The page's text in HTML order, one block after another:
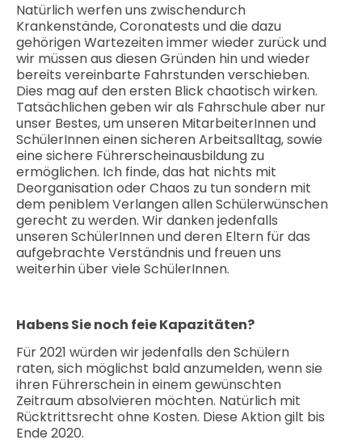
Natürlich werfen uns zwischendurch
Krankenstände, Coronatests und die dazu
gehörigen Wartezeiten immer wieder zurück und
wir müssen aus diesen Gründen hin und wieder
bereits vereinbarte Fahrstunden verschieben.
Dies mag auf den ersten Blick chaotisch wirken.
Tatsächlichen geben wir als Fahrschule aber nur
unser Bestes, um unseren MitarbeiterInnen und
SchülerInnen einen sicheren Arbeitsalltag, sowie
eine sichere Führerscheinausbildung zu
ermöglichen. Ich finde, das hat nichts mit
Deorganisation oder Chaos zu tun sondern mit
dem peniblem Verlangen allen Schülerwünschen
gerecht zu werden. Wir danken jedenfalls
unseren SchülerInnen und deren Eltern für das
aufgebrachte Verständnis und freuen uns
weiterhin über viele SchülerInnen.
Habens Sie noch feie Kapazitäten?
Für 2021 würden wir jedenfalls den Schülern
raten, sich möglichst bald anzumelden, wenn sie
ihren Führerschein in einem gewünschten
Zeitraum absolvieren möchten. Natürlich mit
Rücktrittsrecht ohne Kosten. Diese Aktion gilt bis
Ende 2020.